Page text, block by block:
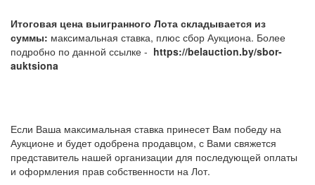
Итоговая цена выигранного Лота складывается из
суммы: максимальная ставка, плюс сбор Аукциона. Более
подробно по данной ссылке - https://belauction.by/sbor-
auktsiona
Если Ваша максимальная ставка принесет Вам победу на
Аукционе и будет одобрена продавцом, с Вами свяжется
представитель нашей организации для последующей оплаты
и оформления прав собственности на Лот.